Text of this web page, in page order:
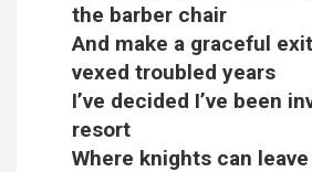
the barber chair
And make a graceful
vexed troubled years
I’ve decided I’ve been
resort
Where knights can